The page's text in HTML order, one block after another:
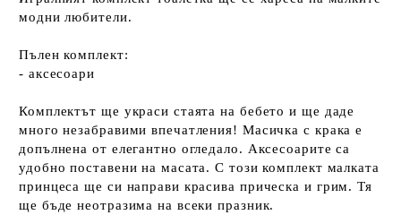
модни любители.
Пълен комплект:
- аксесоари
Комплектът ще украси стаята на бебето и ще даде
много незабравими впечатления! Масичка с крака е
допълнена от елегантно огледало. Аксесоарите са
удобно поставени на масата. С този комплект малката
принцеса ще си направи красива прическа и грим. Тя
ще бъде неотразима на всеки празник.